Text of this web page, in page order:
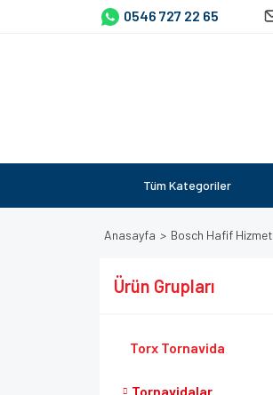
0546 727 22 65
Tüm Kategoriler
Anasayfa Bosch Hafif Hizmet
Ürün Grupları
Torx Tornavida
Tornavidalar